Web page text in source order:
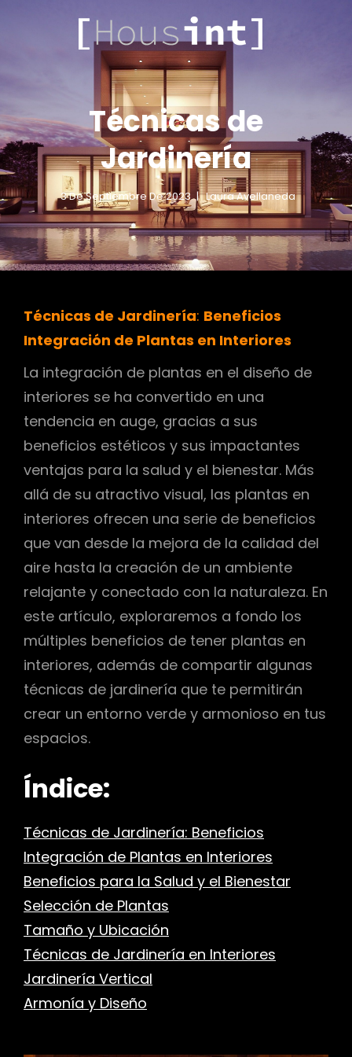
Técnicas de
Jardinería
3 De Septiembre De 2023 Laura Avellaneda
Técnicas de Jardinería: Beneficios
Integración de Plantas en Interiores
La integración de plantas en el diseño de
interiores se ha convertido en una
tendencia en auge, gracias a sus
beneficios estéticos y sus impactantes
ventajas para la salud y el bienestar. Más
allá de su atractivo visual, las plantas en
interiores ofrecen una serie de beneficios
que van desde la mejora de la calidad del
aire hasta la creación de un ambiente
relajante y conectado con la naturaleza. En
este artículo, exploraremos a fondo los
múltiples beneficios de tener plantas en
interiores, además de compartir algunas
técnicas de jardinería que te permitirán
crear un entorno verde y armonioso en tus
espacios.
Índice:
Técnicas de Jardinería: Beneficios
Integración de Plantas en Interiores
Beneficios para la Salud y el Bienestar
Selección de Plantas
Tamaño y Ubicación
Técnicas de Jardinería en Interiores
Jardinería Vertical
Armonía y Diseño